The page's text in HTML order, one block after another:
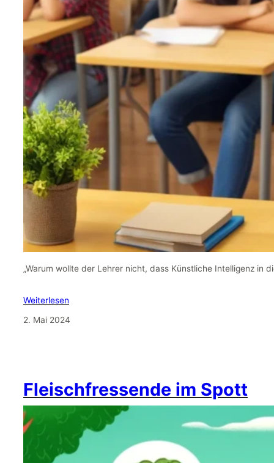
„Warum wollte der Lehrer nicht, dass Künstliche Intelligenz in
Weiterlesen
2. Mai 2024
Fleischfressende im Spott